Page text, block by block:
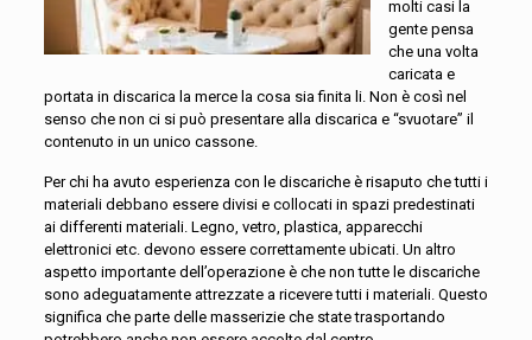
molti casi la
gente pensa
che una volta
caricata e
portata in discarica la merce la cosa sia finita li. Non è così nel
senso che non ci si può presentare alla discarica e “svuotare” il
contenuto in un unico cassone.
Per chi ha avuto esperienza con le discariche è risaputo che tutti i
materiali debbano essere divisi e collocati in spazi predestinati
ai differenti materiali. Legno, vetro, plastica, apparecchi
elettronici etc. devono essere correttamente ubicati. Un altro
aspetto importante dell’operazione è che non tutte le discariche
sono adeguatamente attrezzate a ricevere tutti i materiali. Questo
significa che parte delle masserizie che state trasportando